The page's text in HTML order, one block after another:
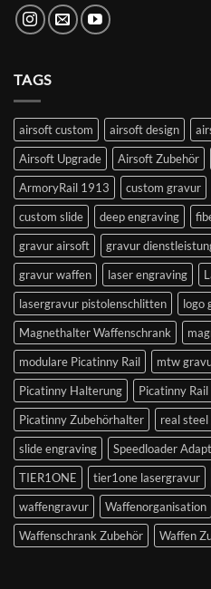
TAGS
airsoft custom airsoft design
Airsoft Upgrade
Airsoft Zubehör
ArmoryRail 1913
custom gravur
custom slide
deep engraving
gravur airsoft
gravur
gravur waffen
laser engraving
lasergravur pistolenschlitten
logo
Magnethalter Waffenschrank
modulare Picatinny Rail
mtw
Picatinny Halterung
Picatinny Rail
Picatinny Zubehörhalter
real
slide engraving
Speedloader
TIER1ONE
tier1one lasergravur
waffengravur
Waffenorganisation
Waffenschrank Zubehör
Waffen